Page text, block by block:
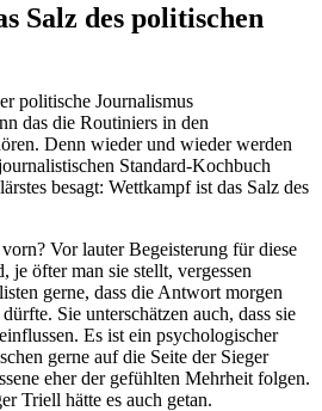
Salz des politischen
politische Journalismus
das die Routiniers in den
Denn wieder und wieder werden
Standard-Kochbuch
besagt: Wettkampf ist das Salz des
Vor lauter Begeisterung für diese
je öfter man sie stellt, vergessen
gerne, dass die Antwort morgen
Sie unterschätzen auch, dass sie
Es ist ein psychologischer
gerne auf die Seite der Sieger
eher der gefühlten Mehrheit folgen.
Triell hätte es auch getan.